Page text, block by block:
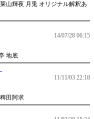
山輝夜 月兎 オリジナル解釈あ
14/07/28 06:15
地底
11/11/03 22:18
田阿求